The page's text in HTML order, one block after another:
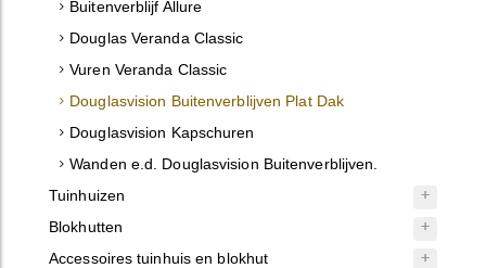
Buitenverblijf Allure
Douglas Veranda Classic
Vuren Veranda Classic
Douglasvision Buitenverblijven Plat Dak
Douglasvision Kapschuren
Wanden e.d. Douglasvision Buitenverblijven.
Tuinhuizen
Blokhutten
Accessoires tuinhuis en blokhut